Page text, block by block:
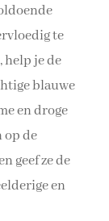
te
help je de
blauwe
en droge
op de
geef ze de
en